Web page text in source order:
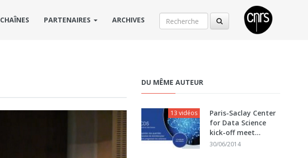
CHAÎNES PARTENAIRES ARCHIVES
DU MÊME AUTEUR
13 vidéos
Paris-Saclay Center
for Data Science
kick-off meet...
30/06/2014